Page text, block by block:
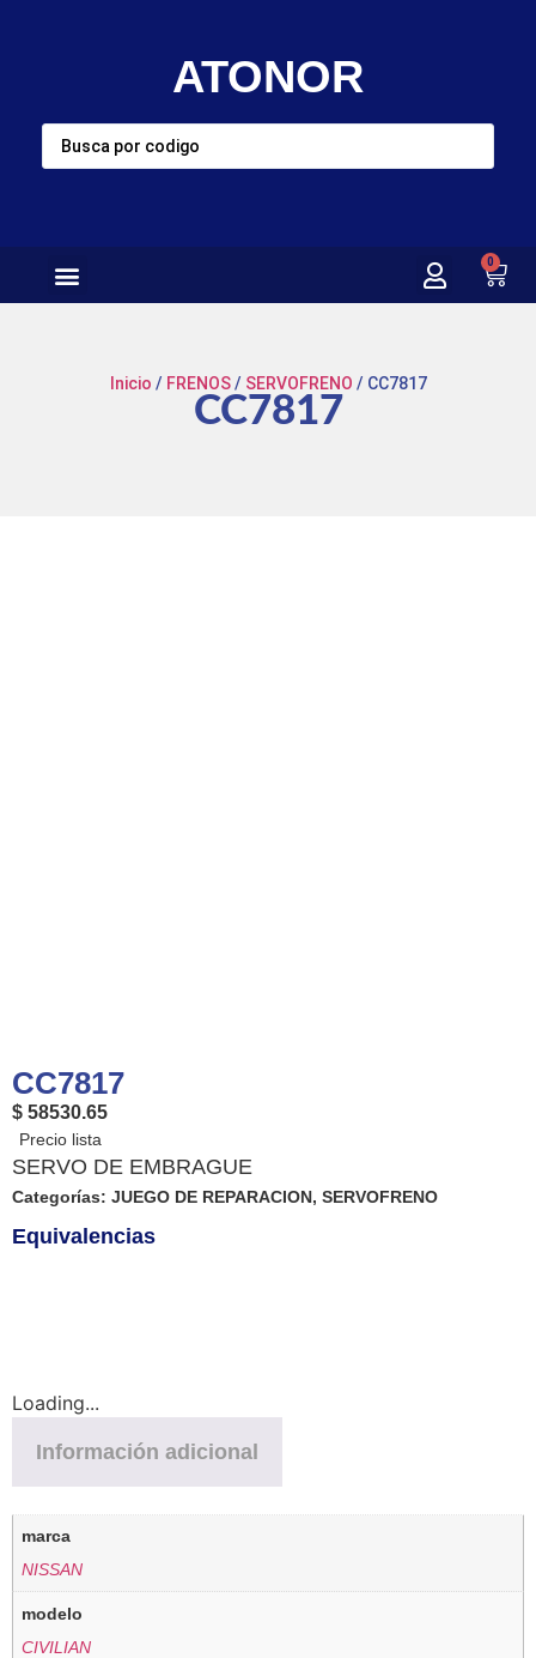
ATONOR
0
Inicio / FRENOS/ SERVOFRENO / CC7817
CC7817
CC7817
$ 58530.65
SERVO DE EMBRAGUE
Categorías: JUEGO DE REPARACION, SERVOFRENO
Equivalencias
Loading...
Información adicional
marca
NISSAN
modelo
CIVILIAN